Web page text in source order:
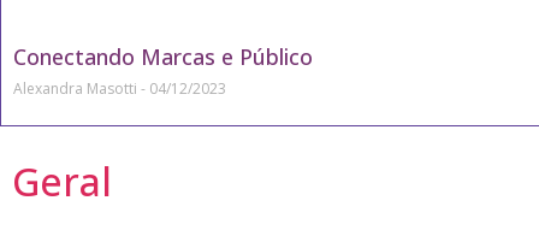
Conectando Marcas e Público
Alexandra Masotti 04/12/2023
Geral